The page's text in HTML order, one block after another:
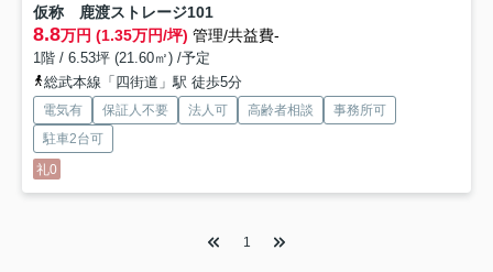
仮称 鹿渡ストレージ101
8.8万円 (1.35万円/坪) 管理/共益費-
1階 / 6.53坪 (21.60㎡) /予定
総武本線「四街道」駅 徒歩5分
電気有 保証人不要 法人可 高齢者相談
事務所可
駐車2台可
礼0
1